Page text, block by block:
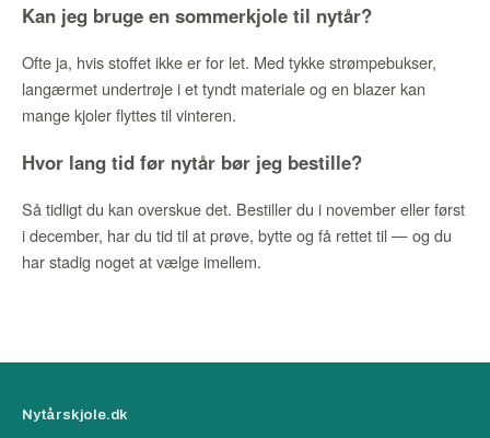
Kan jeg bruge en sommerkjole til nytår?
Ofte ja, hvis stoffet ikke er for let. Med tykke strømpebukser,
langærmet undertrøje i et tyndt materiale og en blazer kan
mange kjoler flyttes til vinteren.
Hvor lang tid før nytår bør jeg bestille?
Så tidligt du kan overskue det. Bestiller du i november eller først
i december, har du tid til at prøve, bytte og få rettet til — og du
har stadig noget at vælge imellem.
Nytårskjole.dk